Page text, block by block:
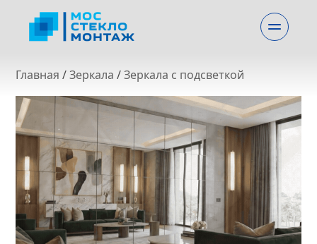
Главная / Зеркала / Зеркала с подсветкой